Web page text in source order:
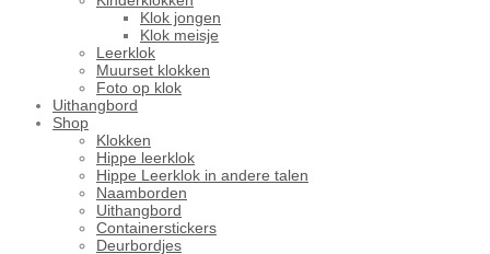
Klok jongen
Klok meisje
Leerklok
Muurset klokken
Foto op klok
Uithangbord
Shop
Klokken
Hippe leerklok
Hippe Leerklok in andere talen
Naamborden
Uithangbord
Containerstickers
Deurbordjes